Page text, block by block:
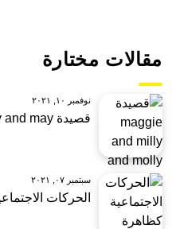
مقالات مختارة
نوفمبر ١٠, ٢٠٢١
قصيدة maggie and milly and molly and may
سبتمبر ٠٧, ٢٠٢١
الحركات